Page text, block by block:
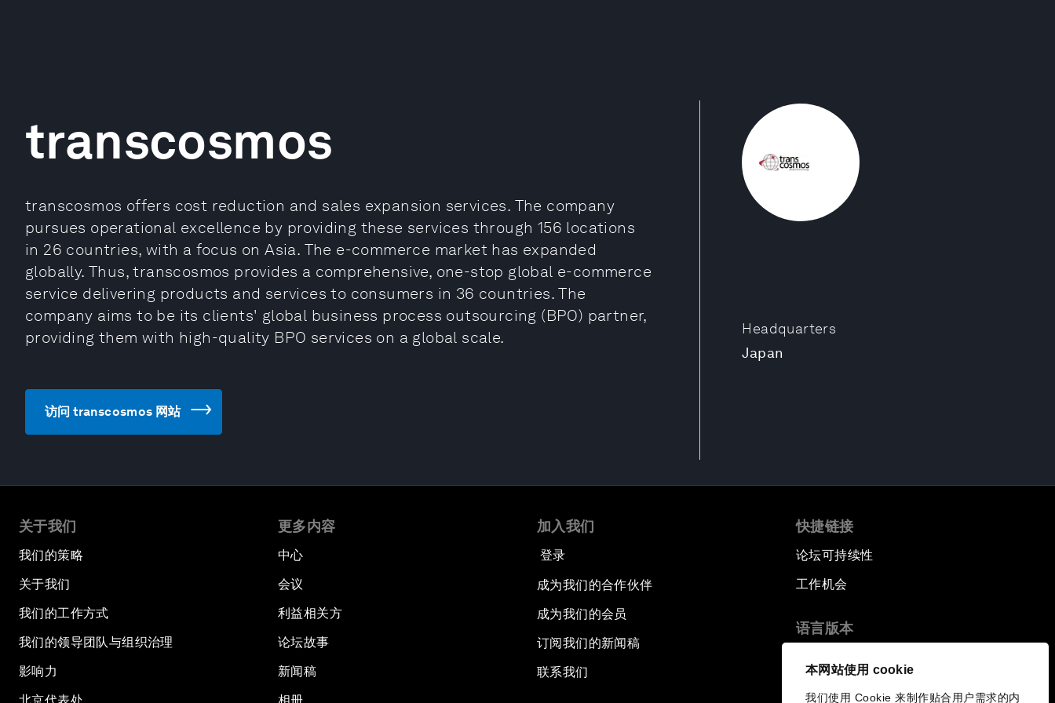
本网站使用 cookie
我们使用 Cookie 来制作贴合用户需求的内
Headquarters
Japan
transcosmos
transcosmos offers cost reduction and sales expansion services. The company
pursues operational excellence by providing these services through 156 locations
in 26 countries, with a focus on Asia. The e-commerce market has expanded
globally. Thus, transcosmos provides a comprehensive, one-stop global e-commerce
service delivering products and services to consumers in 36 countries. The
company aims to be its clients' global business process outsourcing (BPO) partner,
providing them with high-quality BPO services on a global scale.
访问 transcosmos 网站
关于我们
我们的策略
关于我们
我们的工作方式
我们的领导团队与组织治理
影响力
更多内容
中心
会议
利益相关方
论坛故事
新闻稿
加入我们
登录
成为我们的合作伙伴
成为我们的会员
订阅我们的新闻稿
联系我们
快捷链接
论坛可持续性
工作机会
语言版本